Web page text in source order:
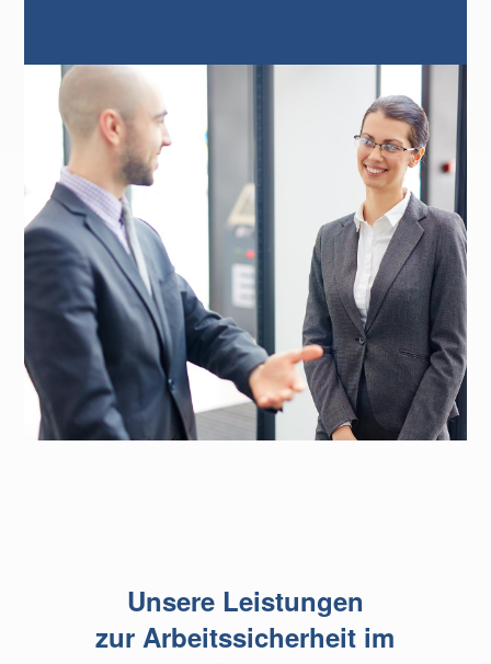
Unsere Leistungen
zur Arbeitssicherheit im